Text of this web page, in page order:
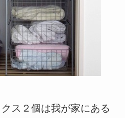
ス２個は我が家にある